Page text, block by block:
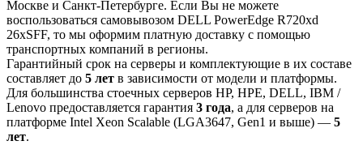
Москве и Санкт-Петербурге. Если Вы не можете
воспользоваться самовывозом DELL PowerEdge R720xd
26xSFF, то мы оформим платную доставку с помощью
транспортных компаний в регионы.
Гарантийный срок на серверы и комплектующие в их составе
составляет до 5 лет в зависимости от модели и платформы.
Для большинства стоечных серверов HP, HPE, DELL, IBM /
Lenovo предоставляется гарантия 3 года, а для серверов на
платформе Intel Xeon Scalable (LGA3647, Gen1 и выше) — 5
лет.